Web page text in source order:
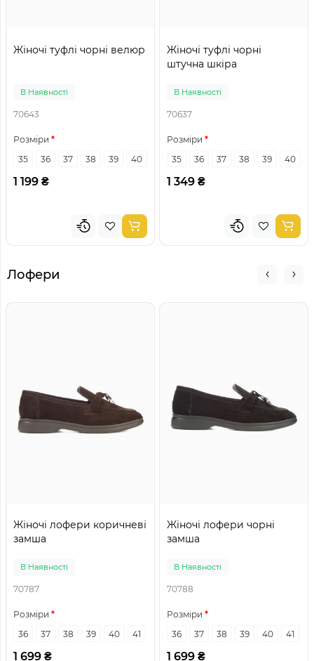
Жіночі туфлі чорні велюр
В Наявності
70643
Розміри
35
36 37 38 39 40
1 199 ₴
Жіночі туфлі чорні
штучна шкіра
В Наявності
70637
Розміри
35
36 37 38 39 40
1 349 ₴
Лофери
Жіночі лофери коричневі
замша
В Наявності
70787
Розміри
36
37 38 39 40 41
1 699 ₴
Жіночі лофери чорні
замша
В Наявності
70788
Розміри
36
37 38 39 40 41
1 699 ₴